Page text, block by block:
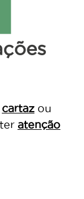
cartaz ou
atenção